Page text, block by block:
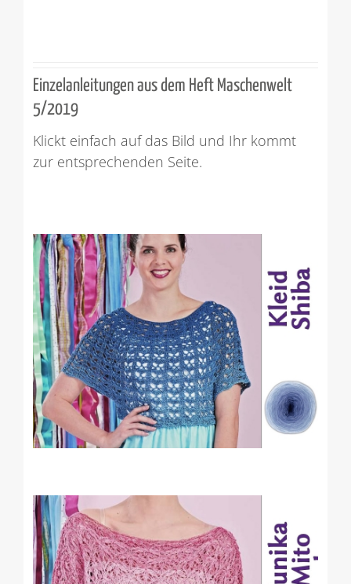
Einzelanleitungen aus dem Heft Maschenwelt
5/2019
Klickt einfach auf das Bild und Ihr kommt
zur entsprechenden Seite.